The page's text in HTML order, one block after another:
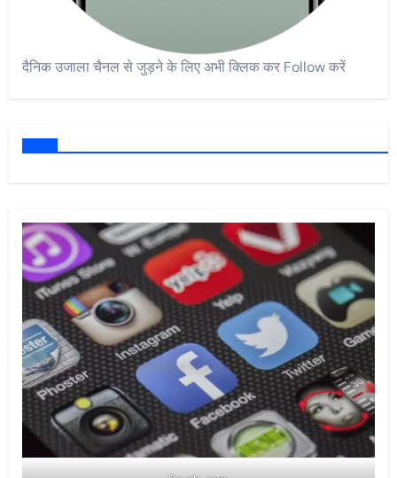
दैनिक उजाला चैनल से जुड़ने के लिए अभी क्लिक कर Follow करें